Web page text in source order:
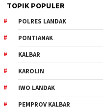
TOPIK POPULER
POLRES LANDAK
PONTIANAK
KALBAR
KAROLIN
IWO LANDAK
PEMPROV KALBAR